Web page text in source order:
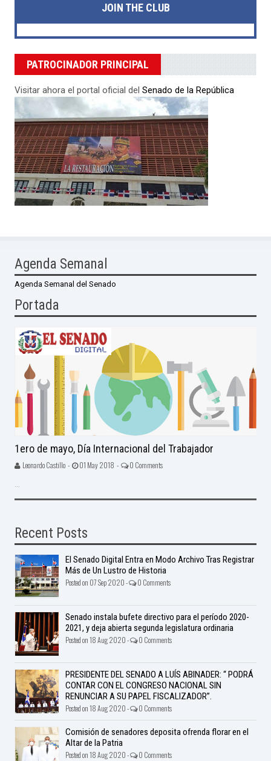
JOIN THE CLUB
PATROCINADOR PRINCIPAL
Visitar ahora el portal oficial del Senado de la República
Agenda Semanal
Agenda Semanal del Senado
Portada
1ero de mayo, Día Internacional del Trabajador
Leonardo Castillo - 01 May 2018 - 0 Comments
...
Recent Posts
El Senado Digital Entra en Modo Archivo Tras Registrar
Más de Un Lustro de Historia
Posted on 07 Sep 2020 - 0 Comments
Senado instala bufete directivo para el período 2020-
2021, y deja abierta segunda legislatura ordinaria
Posted on 18 Aug 2020 - 0 Comments
PRESIDENTE DEL SENADO A LUÍS ABINADER: “ PODRÁ
CONTAR CON EL CONGRESO NACIONAL SIN
RENUNCIAR A SU PAPEL FISCALIZADOR”.
Posted on 18 Aug 2020 - 0 Comments
Comisión de senadores deposita ofrenda florar en el
Altar de la Patria
Posted on 18 Aug 2020 - 0 Comments